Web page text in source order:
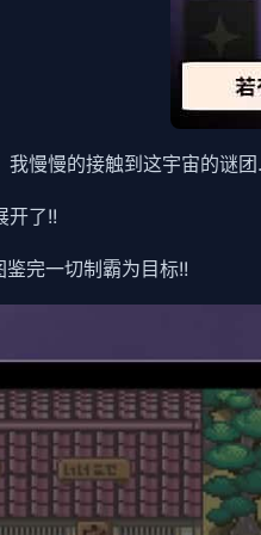
我慢慢的接触到这宇宙的谜团
开了!!
完一切制霸为目标!!